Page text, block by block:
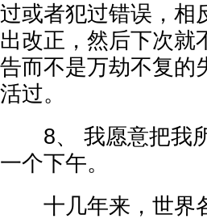
过或者犯过错误，相
出改正，然后下次就
告而不是万劫不复的
活过。
8、 我愿意把我所
一个下午。
十几年来，世界各